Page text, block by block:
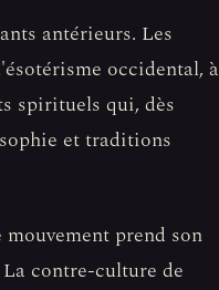
antérieurs. Les
occidental, à
spirituels qui, dès
et traditions
prend son
contre-culture de